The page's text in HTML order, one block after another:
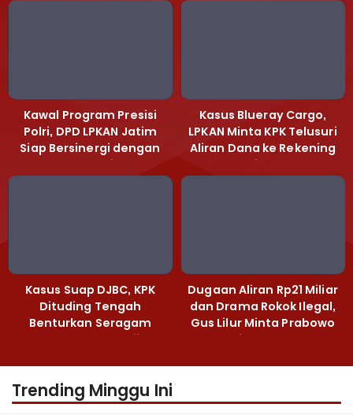
Kawal Program Presisi
Polri, DPD LPKAN Jatim
Siap Bersinergi dengan
Polda Jatim
Kasus Blueray Cargo,
LPKAN Minta KPK Telusuri
Aliran Dana ke Rekening
Heri Black
Kasus Suap DJBC, KPK
Dituding Tengah
Benturkan Seragam
Cokelat dengan Hijau
Dugaan Aliran Rp21 Miliar
dan Drama Rokok Ilegal,
Gus Lilur Minta Prabowo
Bertindak Tegas
Trending Minggu Ini